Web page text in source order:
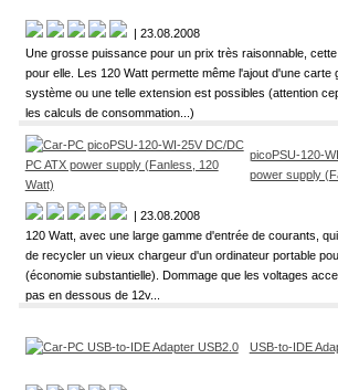
| 23.08.2008
Une grosse puissance pour un prix très raisonnable,
pour elle. Les 120 Watt permette même l'ajout d'une carte
système ou une telle extension est possibles (attention
les calculs de consommation...)
picoPSU-120-
power supply
| 23.08.2008
120 Watt, avec une large gamme d'entrée de courants,
de recycler un vieux chargeur d'un ordinateur portable
(économie substantielle). Dommage que les voltages
pas en dessous de 12v...
USB-to-IDE